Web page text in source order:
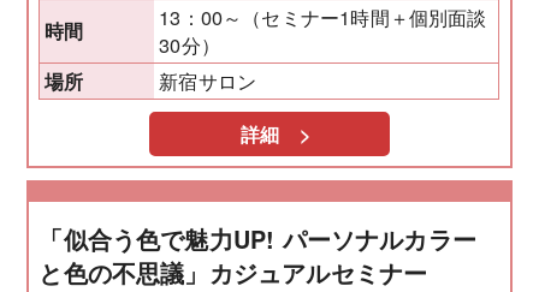
時間
13：00～（セミナー1時間＋個別面談
30分）
場所 新宿サロン
詳細 >
「似合う色で魅力UP! パーソナルカラー
と色の不思議」カジュアルセミナー